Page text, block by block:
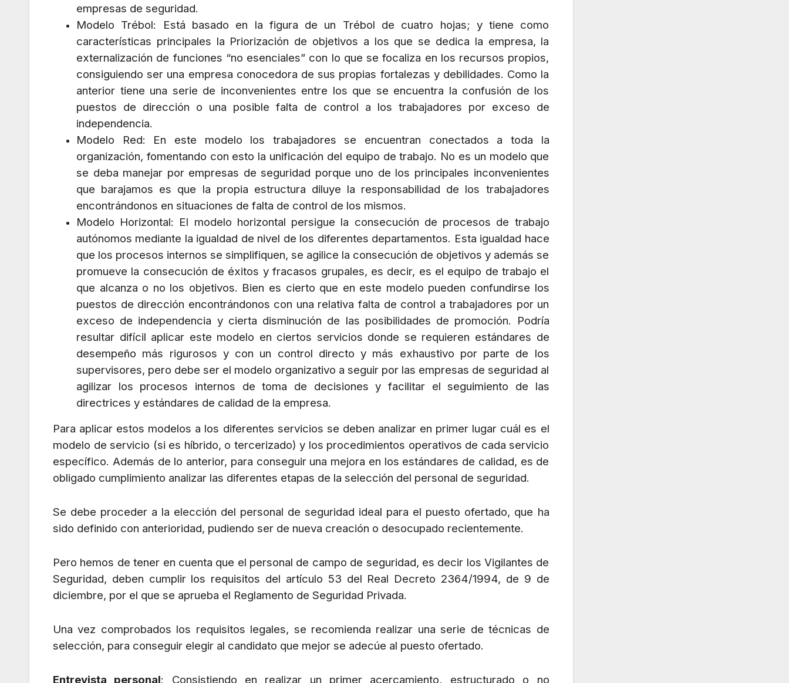
empresas de seguridad.
Modelo Trébol: Está basado en la figura de un Trébol de cuatro hojas; y tiene como
características principales la Priorización de objetivos a los que se dedica la empresa, la
externalización de funciones “no esenciales” con lo que se focaliza en los recursos propios,
consiguiendo ser una empresa conocedora de sus propias fortalezas y debilidades. Como la
anterior tiene una serie de inconvenientes entre los que se encuentra la confusión de los
puestos de dirección o una posible falta de control a los trabajadores por exceso de
independencia.
Modelo Red: En este modelo los trabajadores se encuentran conectados a toda la
organización, fomentando con esto la unificación del equipo de trabajo. No es un modelo que
se deba manejar por empresas de seguridad porque uno de los principales inconvenientes
que barajamos es que la propia estructura diluye la responsabilidad de los trabajadores
encontrándonos en situaciones de falta de control de los mismos.
Modelo Horizontal: El modelo horizontal persigue la consecución de procesos de trabajo
autónomos mediante la igualdad de nivel de los diferentes departamentos. Esta igualdad hace
que los procesos internos se simplifiquen, se agilice la consecución de objetivos y además se
promueve la consecución de éxitos y fracasos grupales, es decir, es el equipo de trabajo el
que alcanza o no los objetivos. Bien es cierto que en este modelo pueden confundirse los
puestos de dirección encontrándonos con una relativa falta de control a trabajadores por un
exceso de independencia y cierta disminución de las posibilidades de promoción. Podría
resultar difícil aplicar este modelo en ciertos servicios donde se requieren estándares de
desempeño más rigurosos y con un control directo y más exhaustivo por parte de los
supervisores, pero debe ser el modelo organizativo a seguir por las empresas de seguridad al
agilizar los procesos internos de toma de decisiones y facilitar el seguimiento de las
directrices y estándares de calidad de la empresa.
Para aplicar estos modelos a los diferentes servicios se deben analizar en primer lugar cuál es el
modelo de servicio (si es híbrido, o tercerizado) y los procedimientos operativos de cada servicio
específico. Además de lo anterior, para conseguir una mejora en los estándares de calidad, es de
obligado cumplimiento analizar las diferentes etapas de la selección del personal de seguridad.
Se debe proceder a la elección del personal de seguridad ideal para el puesto ofertado, que ha
sido definido con anterioridad, pudiendo ser de nueva creación o desocupado recientemente.
Pero hemos de tener en cuenta que el personal de campo de seguridad, es decir los Vigilantes de
Seguridad, deben cumplir los requisitos del artículo 53 del Real Decreto 2364/1994, de 9 de
diciembre, por el que se aprueba el Reglamento de Seguridad Privada.
Una vez comprobados los requisitos legales, se recomienda realizar una serie de técnicas de
selección, para conseguir elegir al candidato que mejor se adecúe al puesto ofertado.
Entrevista personal: Consistiendo en realizar un primer acercamiento, estructurado o no